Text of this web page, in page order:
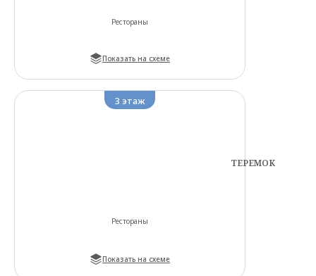
Рестораны
Показать на схеме
3 этаж
ТЕРЕМОК
Рестораны
Показать на схеме